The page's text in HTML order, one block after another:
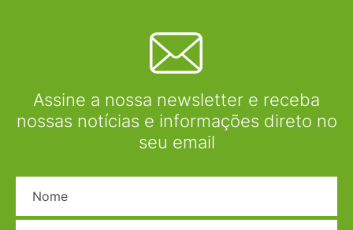
Assine a nossa newsletter e receba
nossas notícias e informações direto no
seu email